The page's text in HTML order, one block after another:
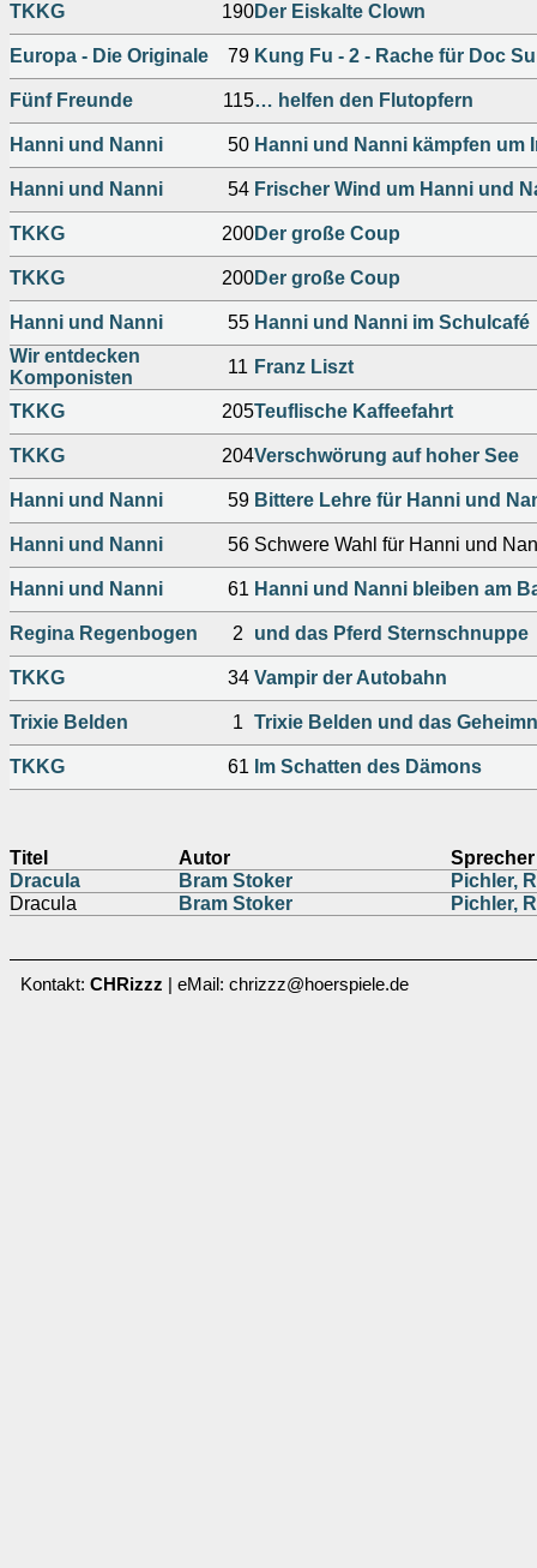
TKKG 190Der Eiskalte Clown
Europa - Die Originale 79 Kung Fu - 2 - Rache für Doc
Fünf Freunde 115… helfen den Flutopfern
Hanni und Nanni 50 Hanni und Nanni kämpfen um
Hanni und Nanni 54 Frischer Wind um Hanni und
TKKG 200Der große Coup
TKKG 200Der große Coup
Hanni und Nanni 55 Hanni und Nanni im Schulcafé
Wir entdecken
Komponisten
11 Franz Liszt
TKKG 205Teuflische Kaffeefahrt
TKKG 204Verschwörung auf hoher See
Hanni und Nanni 59 Bittere Lehre für Hanni und
Hanni und Nanni 56 Schwere Wahl für Hanni und
Hanni und Nanni 61 Hanni und Nanni bleiben am
Regina Regenbogen 2 und das Pferd Sternschnuppe
TKKG 34 Vampir der Autobahn
Trixie Belden 1 Trixie Belden und das
TKKG 61 Im Schatten des Dämons
Titel Autor
Sprecher
Dracula
Bram Stoker
Pichler,
Dracula
Bram Stoker Pichler,
Kontakt: CHRizzz | eMail: chrizzz@hoerspiele.de